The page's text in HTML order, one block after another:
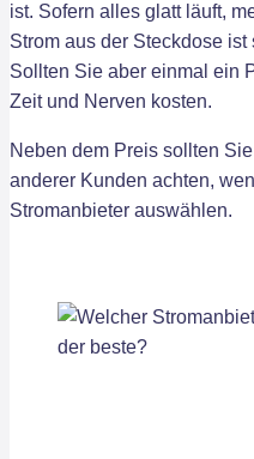
ist. Sofern alles glatt läuft,
Strom aus der Steckdose
Sollten Sie aber einmal ein
Zeit und Nerven kosten.
Neben dem Preis sollten
anderer Kunden achten,
Stromanbieter auswählen.